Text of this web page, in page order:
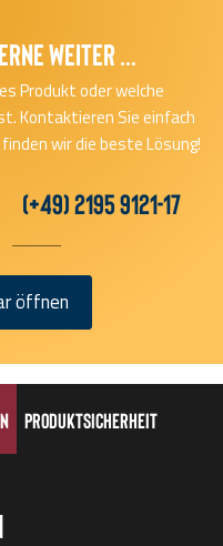
Weiter ...
Produkt oder welche
Kontaktieren Sie einfach
wir die beste Lösung!
(+49) 2195 9121-17
öffnen
Produktsicherheit